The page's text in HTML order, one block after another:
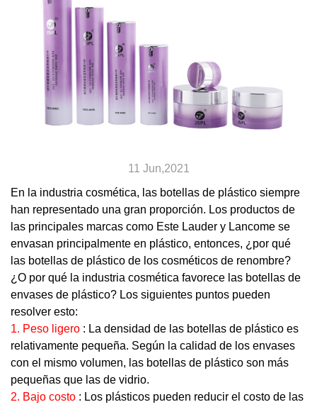
11 Jun,2021
En la industria cosmética, las botellas de plástico siempre
han representado una gran proporción. Los productos de
las principales marcas como Este Lauder y Lancome se
envasan principalmente en plástico, entonces, ¿por qué
las botellas de plástico de los cosméticos de renombre?
¿O por qué la industria cosmética favorece las botellas de
envases de plástico? Los siguientes puntos pueden
resolver esto:
1. Peso ligero : La densidad de las botellas de plástico es
relativamente pequeña. Según la calidad de los envases
con el mismo volumen, las botellas de plástico son más
pequeñas que las de vidrio.
2. Bajo costo : Los plásticos pueden reducir el costo de las